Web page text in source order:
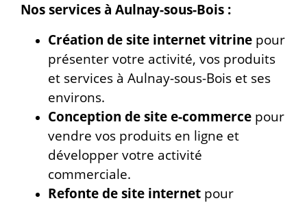
Nos services à Aulnay-sous-Bois :
Création de site internet vitrine pour
présenter votre activité, vos produits
et services à Aulnay-sous-Bois et ses
environs.
Conception de site e-commerce pour
vendre vos produits en ligne et
développer votre activité
commerciale.
Refonte de site internet pour